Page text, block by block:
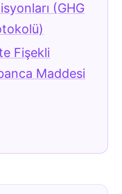
(GHG
Fişekli
Maddesi